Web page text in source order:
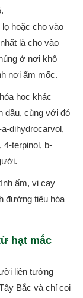
hoặc cho vào
là cho vào
ở nơi khô
nơi ẩm mốc.
học khác
dầu, cùng với đó
dihydrocarvol,
4-terpinol, b-
ấm, vị cay
đường tiêu hóa
hạt mắc
liên tưởng
Bắc và chỉ coi